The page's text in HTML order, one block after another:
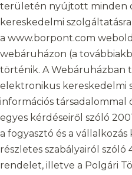
területén nyújtott minden
kereskedelmi
a www.borpont.com
webáruházon (a
történik. A Webáruházban
elektronikus kereskedelmi
információs társadalommal
egyes kérdéseiről szóló
a fogyasztó és a
részletes szabályairól szóló
rendelet, illetve a Polgári